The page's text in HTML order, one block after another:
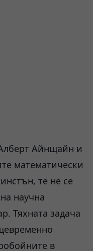
Айнщайн и
математически
те не се
научна
Тяхната задача
в